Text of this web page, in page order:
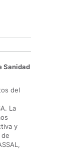
Sanidad
del
La
y